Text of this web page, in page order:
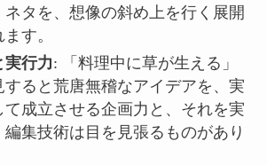
ネタを、想像の斜め上を行く展開
す。
実行力: 「料理中に草が生える」
すると荒唐無稽なアイデアを、実
て成立させる企画力と、それを実
集技術は目を見張るものがあり